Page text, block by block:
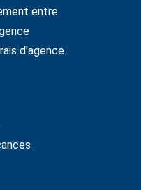
entre
d'agence.